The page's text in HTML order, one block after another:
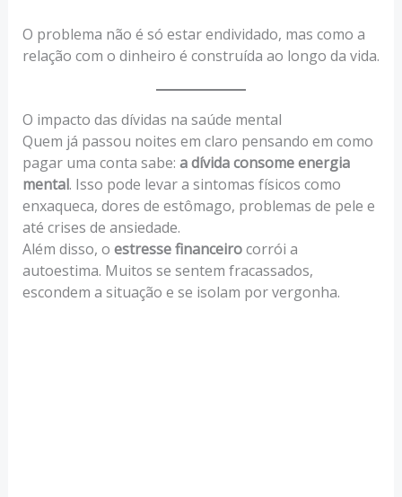
O problema não é só estar endividado, mas como a
relação com o dinheiro é construída ao longo da vida.
O impacto das dívidas na saúde mental
Quem já passou noites em claro pensando em como
pagar uma conta sabe: a dívida consome energia
mental. Isso pode levar a sintomas físicos como
enxaqueca, dores de estômago, problemas de pele e
até crises de ansiedade.
Além disso, o estresse financeirocorrói a
autoestima. Muitos se sentem fracassados,
escondem a situação e se isolam por vergonha.